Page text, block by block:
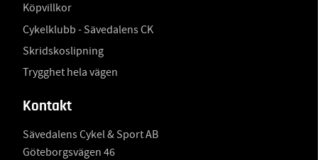
Köpvillkor
Cykelklubb - Sävedalens CK
Skridskoslipning
Trygghet hela vägen
Kontakt
Sävedalens Cykel & Sport AB
Göteborgsvägen 46